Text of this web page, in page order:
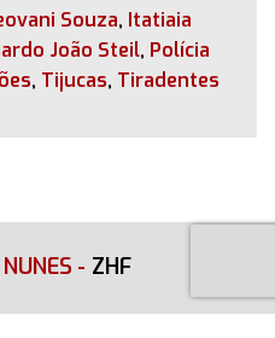
Souza, Itatiaia
João Steil, Polícia
, Tijucas, Tiradentes
- ZHF